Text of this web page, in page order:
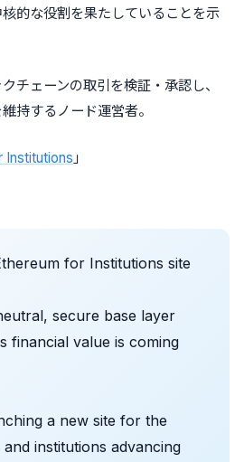
的な役割を果たしていることを示
クチェーンの取引を検証・承認し、
持するノード運営者。
Institutions 」
for Institutions site
secure base layer
financial value is coming
a new site for the
institutions advancing